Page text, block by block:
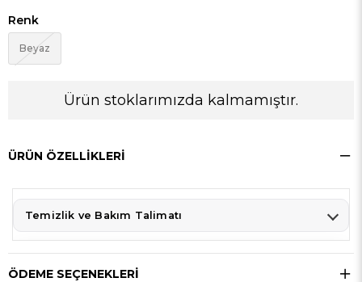
Renk
Beyaz
Ürün stoklarımızda kalmamıştır.
ÜRÜN ÖZELLIKLERI
Temizlik ve Bakım Talimatı
ÖDEME SEÇENEKLERI